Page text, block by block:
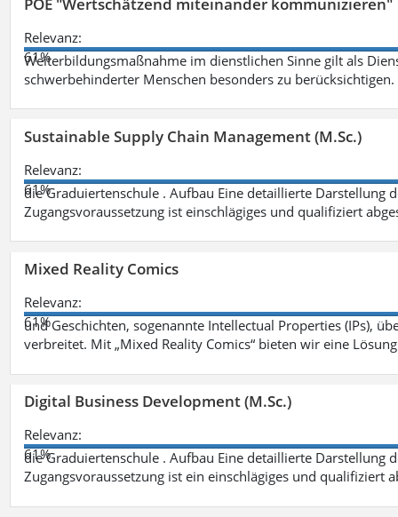
Relevanz:
61%
Weiterbildungsmaßnahme im dienstlichen Sinne gilt als
schwerbehinderter Menschen besonders zu berücksichtigen.
Sustainable Supply Chain Management (M.Sc.)
Relevanz:
61%
die Graduiertenschule . Aufbau Eine detaillierte Darstellung
Zugangsvoraussetzung ist einschlägiges und qualifiziert
Mixed Reality Comics
Relevanz:
61%
und Geschichten, sogenannte Intellectual Properties (IPs),
verbreitet. Mit „Mixed Reality Comics“ bieten wir eine
Digital Business Development (M.Sc.)
Relevanz:
61%
die Graduiertenschule . Aufbau Eine detaillierte Darstellung
Zugangsvoraussetzung ist ein einschlägiges und qualifiziert